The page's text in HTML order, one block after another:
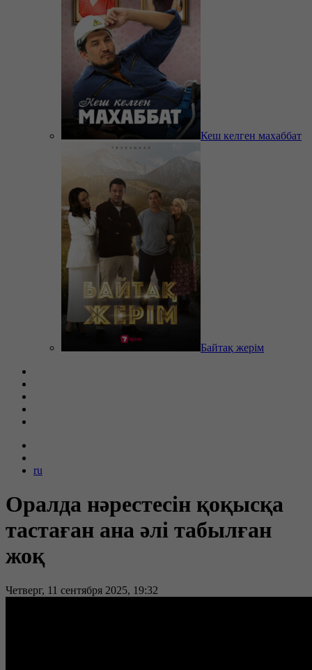
Кеш келген махаббат
Байтақ жерім
ru
Оралда нәрестесін қоқысқа
тастаған ана әлі табылған
жоқ
Четверг, 11 сентября 2025, 19:32